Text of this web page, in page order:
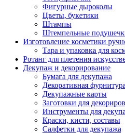
Фигурные дыроколы
Цветы, букетики
Штампы
Штемпельные
Изготовление косметики
Тара и упаковка для
Ротанг для плетения
Декупаж и декорирование
Бумага для декупажа
Декоративная фурнитура
Декупажные карты
Заготовки для
Инструменты для
Краски, кисти, составы
Салфетки для декупажа